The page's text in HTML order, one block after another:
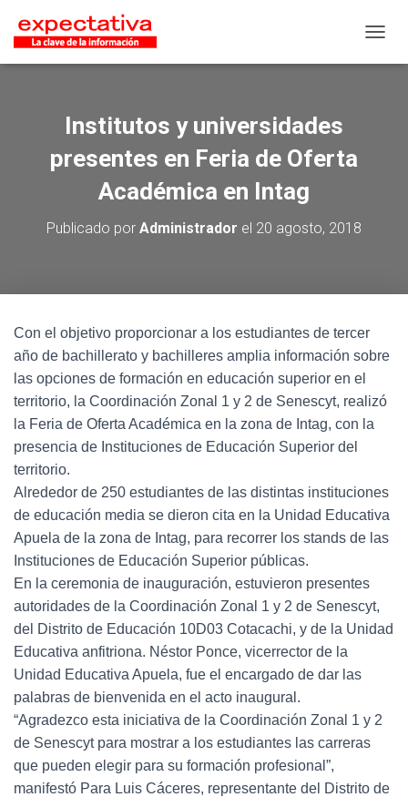
Institutos y universidades
presentes en Feria de Oferta
Académica en Intag
Publicado por Administrador el 20 agosto, 2018
Con el objetivo proporcionar a los estudiantes de tercer
año de bachillerato y bachilleres amplia información sobre
las opciones de formación en educación superior en el
territorio, la Coordinación Zonal 1 y 2 de Senescyt, realizó
la Feria de Oferta Académica en la zona de Intag, con la
presencia de Instituciones de Educación Superior del
territorio.
Alrededor de 250 estudiantes de las distintas instituciones
de educación media se dieron cita en la Unidad Educativa
Apuela de la zona de Intag, para recorrer los stands de las
Instituciones de Educación Superior públicas.
En la ceremonia de inauguración, estuvieron presentes
autoridades de la Coordinación Zonal 1 y 2 de Senescyt,
del Distrito de Educación 10D03 Cotacachi, y de la Unidad
Educativa anfitriona. Néstor Ponce, vicerrector de la
Unidad Educativa Apuela, fue el encargado de dar las
palabras de bienvenida en el acto inaugural.
“Agradezco esta iniciativa de la Coordinación Zonal 1 y 2
de Senescyt para mostrar a los estudiantes las carreras
que pueden elegir para su formación profesional”,
manifestó Para Luis Cáceres, representante del Distrito de